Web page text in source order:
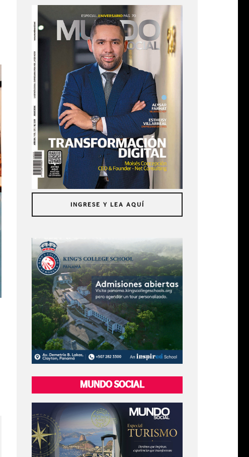
INGRESE Y LEA AQUÍ
MUNDO SOCIAL